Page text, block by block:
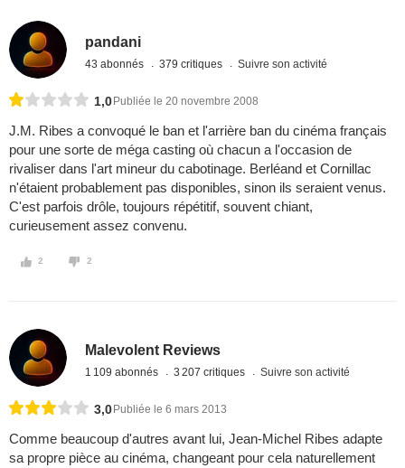
pandani
43 abonnés 379 critiques Suivre son activité
1,0 Publiée le 20 novembre 2008
J.M. Ribes a convoqué le ban et l'arrière ban du cinéma français
pour une sorte de méga casting où chacun a l'occasion de
rivaliser dans l'art mineur du cabotinage. Berléand et Cornillac
n'étaient probablement pas disponibles, sinon ils seraient venus.
C'est parfois drôle, toujours répétitif, souvent chiant,
curieusement assez convenu.
2 2
Malevolent Reviews
1 109 abonnés 3 207 critiques Suivre son activité
3,0 Publiée le 6 mars 2013
Comme beaucoup d'autres avant lui, Jean-Michel Ribes adapte
sa propre pièce au cinéma, changeant pour cela naturellement